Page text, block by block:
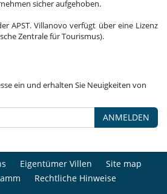
sicher aufgehoben.
APST. Villanovo verfügt über eine Lizenz
Zentrale für Tourismus).
ein und erhalten Sie Neuigkeiten von
ANMELDEN
Eigentümer Villen
Site map
Rechtliche Hinweise